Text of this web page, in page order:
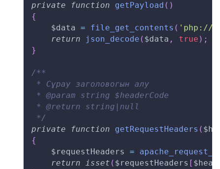
private
function getPayload ( )
{
$data = file_get_contents ( 'php://
return
json_decode ( $data , true ) ;
}
/**
* Сұрау заголовогын алу
* @param string $headerCode
* @return string|null
*/
private
function getRequestHeaders (
{
$requestHeaders
=
return isset ( $requestHeaders [